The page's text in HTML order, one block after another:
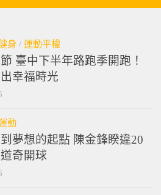
身 / 運動平權
臺中下半年路跑季開跑！
幸福時光
動
夢想的起點 陳金鋒睽違20
奇開球